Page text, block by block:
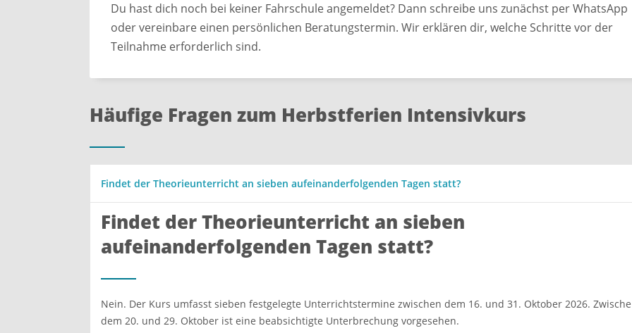
Du hast dich noch bei keiner Fahrschule angemeldet? Dann schreibe uns zunächst per WhatsApp
oder vereinbare einen persönlichen Beratungstermin. Wir erklären dir, welche Schritte vor der
Teilnahme erforderlich sind.
Häufige Fragen zum Herbstferien Intensivkurs
Findet der Theorieunterricht an sieben aufeinanderfolgenden Tagen statt?
Findet der Theorieunterricht an sieben
aufeinanderfolgenden Tagen statt?
Nein. Der Kurs umfasst sieben festgelegte Unterrichtstermine zwischen dem 16. und 31. Oktober 2026.
dem 20. und 29. Oktober ist eine beabsichtigte Unterbrechung vorgesehen.